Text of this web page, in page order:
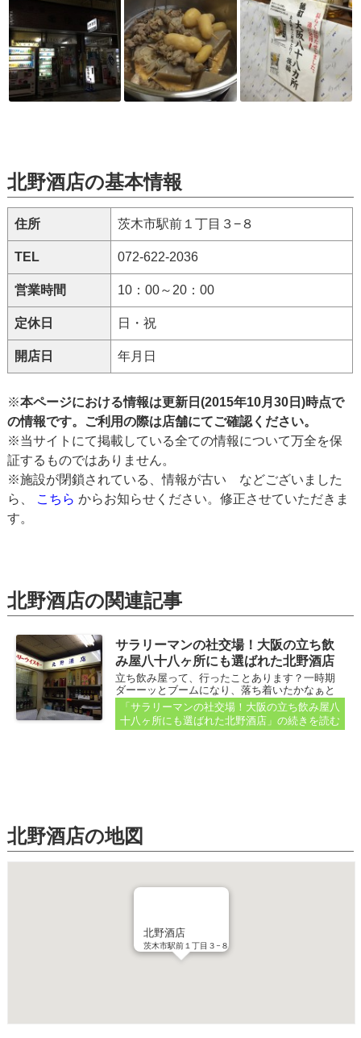
北野酒店の基本情報
住所 茨木市駅前１丁目３−８
TEL 072-622-2036
営業時間 10：00～20：00
定休日 日・祝
開店日 年月日
※本ページにおける情報は更新日(2015年10月30日)時点で
の情報です。ご利用の際は店舗にてご確認ください。
※当サイトにて掲載している全ての情報について万全を保
証するものではありません。
※施設が閉鎖されている、情報が古い などございました
ら、 こちら からお知らせください。修正させていただきま
す。
北野酒店の関連記事
サラリーマンの社交場！大阪の立ち飲
み屋八十八ヶ所にも選ばれた北野酒店
立ち飲み屋って、行ったことあります？一時期
ダーーッとブームになり、落ち着いたかなぁと
思っていましたが、いやいやまだまだ！利用し
たことのない人たちには「ブーム」だったかも
しれませんが、立ち飲み屋はやっぱり日本の文
「サラリーマンの社交場！大阪の立ち飲み屋八
十八ヶ所にも選ばれた北野酒店」 の続きを読む
北野酒店の地図
北野酒店
茨木市駅前１丁目３−８